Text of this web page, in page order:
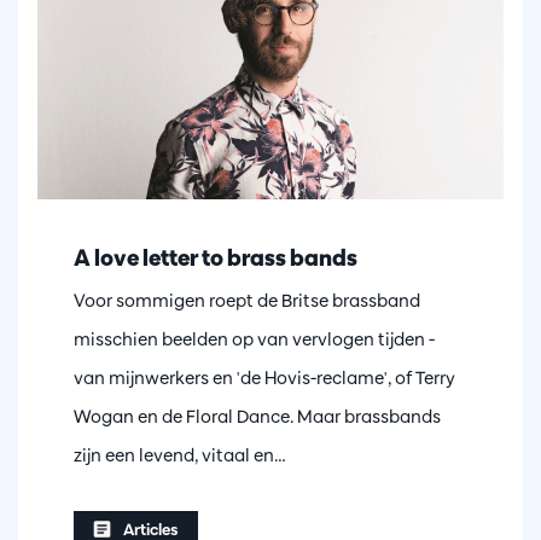
A love letter to brass bands
Voor sommigen roept de Britse brassband
misschien beelden op van vervlogen tijden -
van mijnwerkers en 'de Hovis-reclame', of Terry
Wogan en de Floral Dance. Maar brassbands
zijn een levend, vitaal en…
Articles